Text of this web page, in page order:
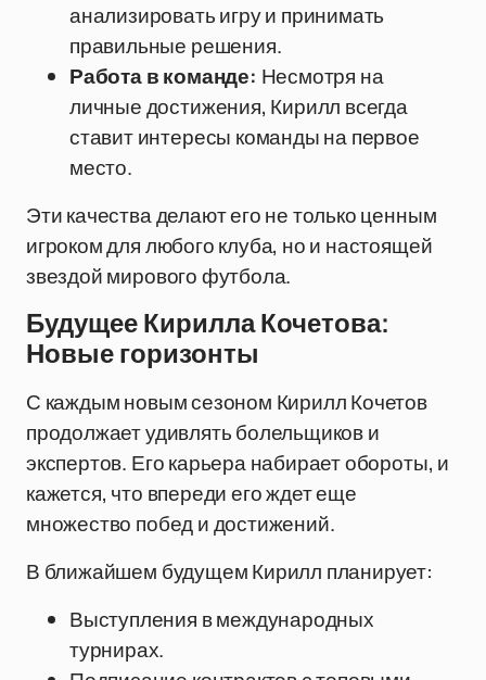
анализировать игру и принимать
правильные решения.
Работа в команде: Несмотря на
личные достижения, Кирилл всегда
ставит интересы команды на первое
место.
Эти качества делают его не только ценным
игроком для любого клуба, но и настоящей
звездой мирового футбола.
Будущее Кирилла Кочетова:
Новые горизонты
С каждым новым сезоном Кирилл Кочетов
продолжает удивлять болельщиков и
экспертов. Его карьера набирает обороты, и
кажется, что впереди его ждет еще
множество побед и достижений.
В ближайшем будущем Кирилл планирует:
Выступления в международных
турнирах.